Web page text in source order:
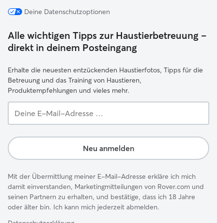
Deine Datenschutzoptionen
Alle wichtigen Tipps zur Haustierbetreuung –
direkt in deinem Posteingang
Erhalte die neuesten entzückenden Haustierfotos, Tipps für die
Betreuung und das Training von Haustieren,
Produktempfehlungen und vieles mehr.
E-
Adresse …
Neu anmelden
Mit der Übermittlung meiner E-Mail-Adresse erkläre ich mich
damit einverstanden, Marketingmitteilungen von Rover.com und
seinen Partnern zu erhalten, und bestätige, dass ich 18 Jahre
oder älter bin. Ich kann mich jederzeit abmelden.